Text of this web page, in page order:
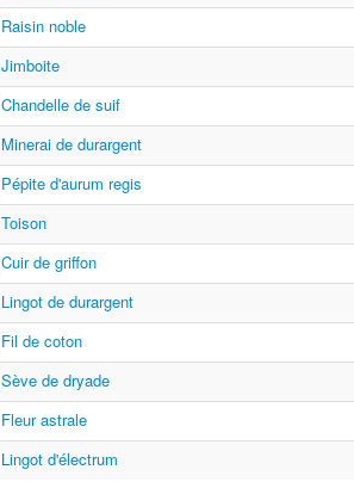
Raisin noble
Jimboite
Chandelle de suif
Minerai de durargent
Pépite d'aurum regis
Toison
Cuir de griffon
Lingot de durargent
Fil de coton
Sève de dryade
Fleur astrale
Lingot d'électrum